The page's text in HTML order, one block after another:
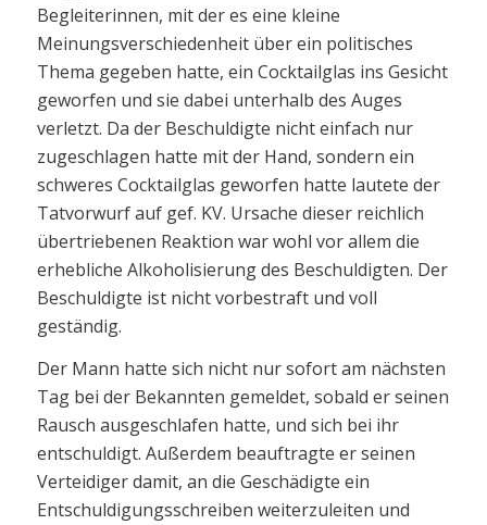
Begleiterinnen, mit der es eine kleine
Meinungsverschiedenheit über ein politisches
Thema gegeben hatte, ein Cocktailglas ins Gesicht
geworfen und sie dabei unterhalb des Auges
verletzt. Da der Beschuldigte nicht einfach nur
zugeschlagen hatte mit der Hand, sondern ein
schweres Cocktailglas geworfen hatte lautete der
Tatvorwurf auf gef. KV. Ursache dieser reichlich
übertriebenen Reaktion war wohl vor allem die
erhebliche Alkoholisierung des Beschuldigten. Der
Beschuldigte ist nicht vorbestraft und voll
geständig.
Der Mann hatte sich nicht nur sofort am nächsten
Tag bei der Bekannten gemeldet, sobald er seinen
Rausch ausgeschlafen hatte, und sich bei ihr
entschuldigt. Außerdem beauftragte er seinen
Verteidiger damit, an die Geschädigte ein
Entschuldigungsschreiben weiterzuleiten und